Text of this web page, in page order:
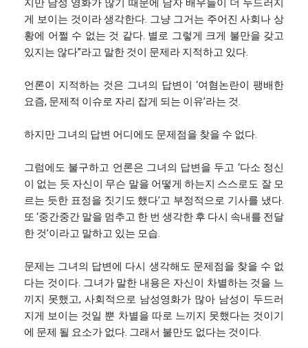
지만 남성 영화가 많기 때문에 남자 배우들이 더 두드러지
게 보이는 것이라 생각한다. 그냥 그거는 주어진 사회나 상
황에 어쩔 수 없는 것 같다. 별로 그렇게 크게 불만을 갖고
있지는 않다”라고 말한 것이 문제라 지적하고 있다.
언론이 지적하는 것은 그녀의 답변이 ‘여혐논란이 팽배한
요즘, 문제적 이슈로 자리 잡게 되는 이유’라는 것.
하지만 그녀의 답변 어디에도 문제점을 찾을 수 없다.
그럼에도 불구하고 언론은 그녀의 답변을 두고 ‘다소 정신
이 없는 듯 자신이 무슨 말을 어떻게 하는지 스스로도 잘 모
르는 듯한 표정을 짓기도 했다’고 부정적으로 기사를 냈다.
또 ‘중간중간 말을 멈추고 한 번 생각한 후 다시 속내를 전달
한 것’이라고 말하고 있는 모습.
문제는 그녀의 답변에 다시 생각해도 문제점을 찾을 수 없
다는 것이다. 그녀가 말한 내용은 자신이 차별하는 것을 느
끼지 못했고, 사회적으로 남성영화가 많아 남성이 두드러
지게 보이는 것일 뿐 차별을 따로 느끼지 못했다는 것이기
에 문제 될 요소가 없다. 그래서 불만도 없다는 것이다.